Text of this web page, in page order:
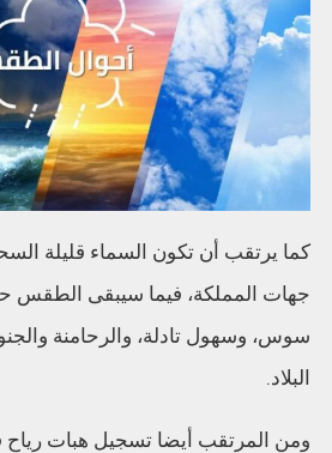
كما يرتقب أن تكون السماء قليلة
جهات المملكة، فيما سيبقى الطقس
سوس، وسهول تادلة، والرحامنة
البلاد.
ومن المرتقب أيضا تسجيل هبات رياح